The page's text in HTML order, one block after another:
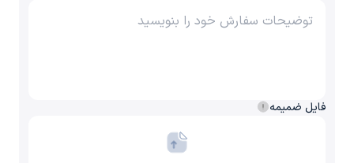
فایل ضمیمه